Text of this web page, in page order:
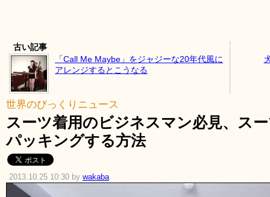
古い記事
「Call Me Maybe」をジャジーな20年代風に
アレンジするとこうなる
世界のびっくりニュース
スーツ着用のビジネスマン必見、ス
パッキングする方法
2013.10.25 10:30 by wakaba